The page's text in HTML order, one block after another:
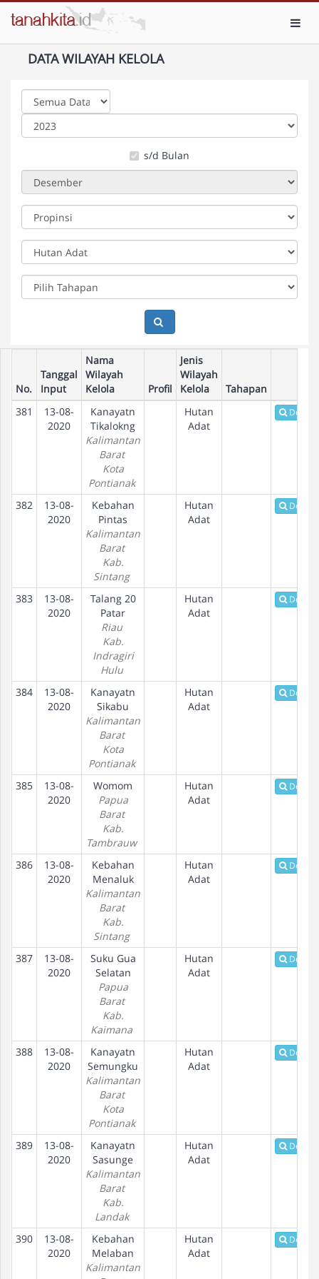
DATA WILAYAH KELOLA
s/d Bulan
No.
Tanggal
Input
Nama
Wilayah
Kelola
Profil
Jenis
Wilayah
Kelola
Tahapan
381
13-08-
2020
Kanayatn
Tikalokng
Kalimantan
Barat
Kota
Pontianak
Hutan
Adat
Detail
382
13-08-
2020
Kebahan
Pintas
Kalimantan
Barat
Kab.
Sintang
Hutan
Adat
Detail
383
13-08-
2020
Talang 20
Patar
Riau
Kab.
Indragiri
Hulu
Hutan
Adat
Detail
384
13-08-
2020
Kanayatn
Sikabu
Kalimantan
Barat
Kota
Pontianak
Hutan
Adat
Detail
385
13-08-
2020
Womom
Papua
Barat
Kab.
Tambrauw
Hutan
Adat
Detail
386
13-08-
2020
Kebahan
Menaluk
Kalimantan
Barat
Kab.
Sintang
Hutan
Adat
Detail
387
13-08-
2020
Suku Gua
Selatan
Papua
Barat
Kab.
Kaimana
Hutan
Adat
Detail
388
13-08-
2020
Kanayatn
Semungku
Kalimantan
Barat
Kota
Pontianak
Hutan
Adat
Detail
389
13-08-
2020
Kanayatn
Sasunge
Kalimantan
Barat
Kab.
Landak
Hutan
Adat
Detail
390
13-08-
2020
Kebahan
Melaban
Kalimantan
Hutan
Adat
Detail